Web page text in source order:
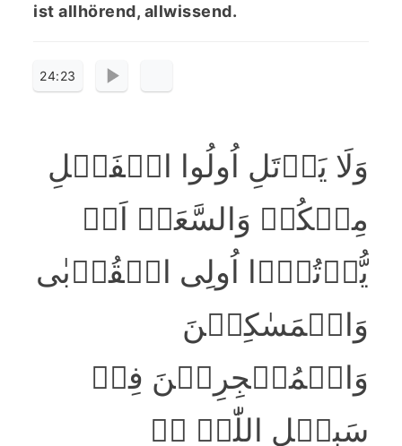
ist allhörend, allwissend.
24:23
وَلَا یَاۡتَلِ اُولُوا الۡفَضۡلِ
مِنۡکُمۡ وَالسَّعَۃِ اَنۡ
یُّؤۡتُوۡۤا اُولِی الۡقُرۡبٰی
وَالۡمَسٰکِیۡنَ
وَالۡمُہٰجِرِیۡنَ فِیۡ
سَبِیۡلِ اللّٰہِ ۪ۖ